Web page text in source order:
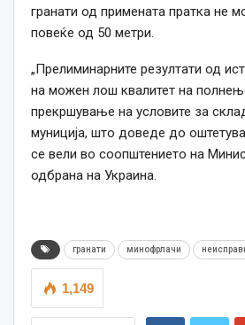
гранати од примената пратка не
повеќе од 50 метри.
„Прелиминарните резултати од
на можен лош квалитет на
прекршување на условите за
муниција, што доведе до
се вели во соопштението на
одбрана на Украина.
гранати минофрлачи
1,149